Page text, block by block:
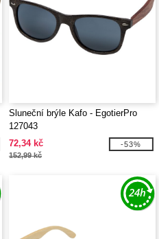
Sluneční brýle Kafo - EgotierPro
127043
72,34 kč
152,99 kč
-53%